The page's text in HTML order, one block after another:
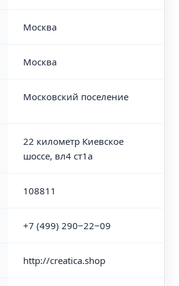
Москва
Москва
Московский поселение
22 километр Киевское
шоссе, вл4 ст1а
108811
+7 (499) 290‒22‒09
http://creatica.shop